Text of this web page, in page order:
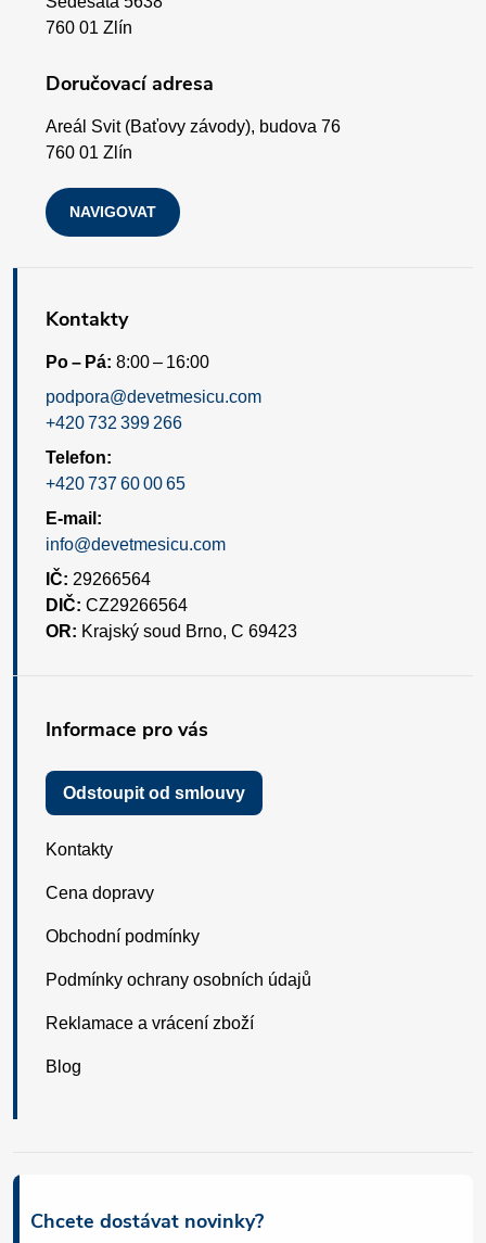
760 01 Zlín
Doručovací adresa
Areál Svit (Baťovy závody), budova 76
760 01 Zlín
NAVIGOVAT
Kontakty
Po – Pá: 8:00 – 16:00
podpora@devetmesicu.com
+420 732 399 266
Telefon:
+420 737 60 00 65
E-mail:
info@devetmesicu.com
IČ: 29266564
DIČ: CZ29266564
OR: Krajský soud Brno, C 69423
Informace pro vás
Odstoupit od smlouvy
Kontakty
Cena dopravy
Obchodní podmínky
Podmínky ochrany osobních údajů
Reklamace a vrácení zboží
Blog
Chcete dostávat novinky?